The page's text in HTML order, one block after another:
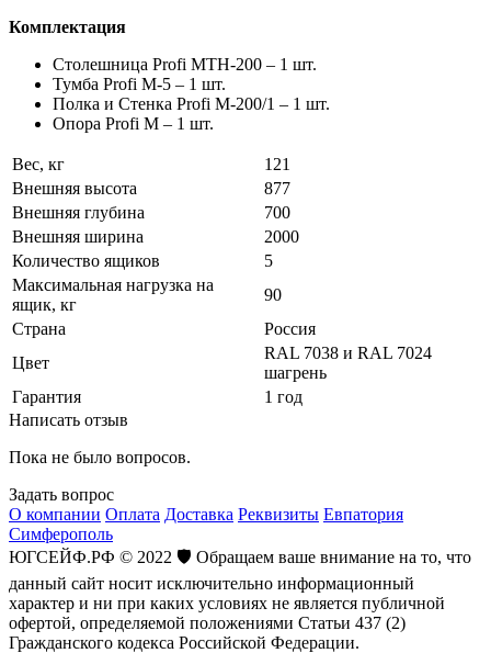
Комплектация
Столешница Profi MTH-200 – 1 шт.
Тумба Profi M-5 – 1 шт.
Полка и Стенка Profi M-200/1 – 1 шт.
Опора Profi M – 1 шт.
Вес, кг
121
Внешняя высота
877
Внешняя глубина
700
Внешняя ширина
2000
Количество ящиков
5
Максимальная нагрузка на
ящик, кг
90
Страна
Россия
Цвет
RAL 7038 и RAL 7024
шагрень
Гарантия
1 год
Написать отзыв
Пока не было вопросов.
Задать вопрос
О компании Оплата Доставка Реквизиты Евпатория
Симферополь
ЮГСЕЙФ.РФ © 2022 🛡️ Обращаем ваше внимание на то, что
данный сайт носит исключительно информационный
характер и ни при каких условиях не является публичной
офертой, определяемой положениями Статьи 437 (2)
Гражданского кодекса Российской Федерации.